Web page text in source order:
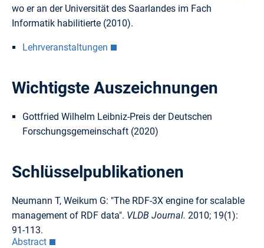
wo er an der Universität des Saarlandes im Fach
Informatik habilitierte (2010).
Lehrveranstaltungen
Wichtigste Auszeichnungen
Gottfried Wilhelm Leibniz-Preis der Deutschen
Forschungsgemeinschaft (2020)
Schlüsselpublikationen
Neumann T, Weikum G: "The RDF-3X engine for scalable
management of RDF data". VLDB Journal. 2010; 19(1):
91-113.
Abstract